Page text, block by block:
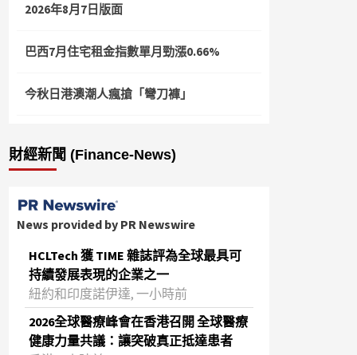
2026年8月7日版面
巴西7月住宅租金指數單月勁漲0.66%
今秋日港澳潮人瘋搶「彎刀褲」
財經新聞 (Finance-News)
News provided by PR Newswire
HCLTech 獲 TIME 雜誌評為全球最具可
持續發展表現的企業之一
紐約和印度諾伊達, 一小時前
2026全球醫療峰會在香港召開 全球醫療
健康力量共議：讓突破真正抵達患者